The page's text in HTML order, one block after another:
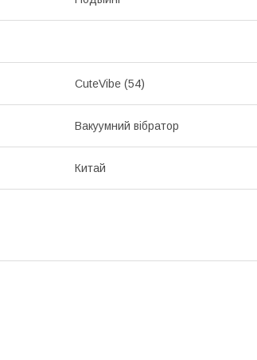
CuteVibe (54)
Вакуумний вібратор
Китай